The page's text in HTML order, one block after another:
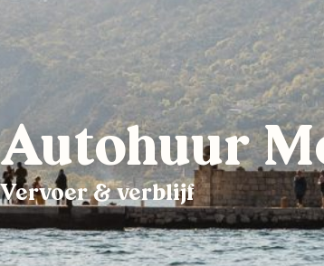
Autohuur
Vervoer & verblijf